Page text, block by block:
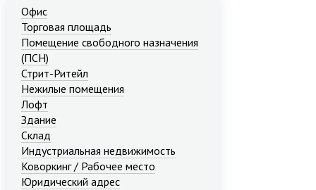
Офис
Торговая площадь
Помещение свободного назначения
(ПСН)
Стрит-Ритейл
Нежилые помещения
Лофт
Здание
Склад
Индустриальная недвижимость
Коворкинг / Рабочее место
Юридический адрес